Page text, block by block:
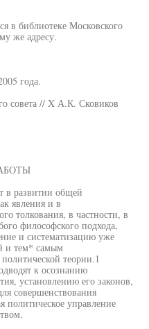
в библиотеке Московского
же адресу.
года.
совета // X А.К. Сковиков
в развитии общей
явления и в
толкования, в частности, в
философского подхода,
и систематизацию уже
и тем* самым
теории.1
к осознанию
установлению его законов,
совершенствования
политическое управление